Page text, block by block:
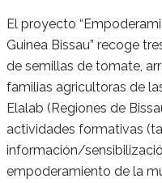
El proyecto
Guinea Bissau” recoge
de semillas de tomate,
familias agricultoras de
Elalab (Regiones de
actividades formativas
información/
empoderamiento de la